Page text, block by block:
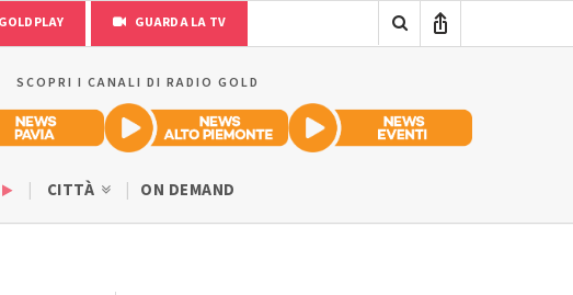
GUARDA LA TV
SCOPRI I CANALI DI RADIO GOLD
CITTÀ ON DEMAND